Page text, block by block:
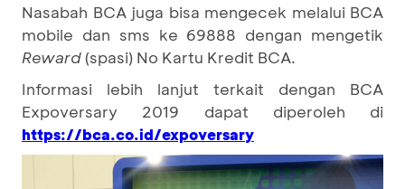
Nasabah BCA juga bisa mengecek melalui BCA
mobile dan sms ke 69888 dengan mengetik
Reward(spasi) No Kartu Kredit BCA.
Informasi lebih lanjut terkait dengan BCA
Expoversary 2019 dapat diperoleh di
https://bca.co.id/expoversary